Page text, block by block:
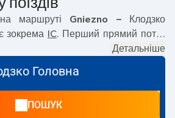
маршруті Gniezno – Клодзко
зокрема IC. Перший прямий потяг
вокзалу PKP Gniezno за адресою
Gniezno
маршрут
пересадокBALTIC EXPRESS
триває04:35
Детальніше
Головна
ПОШУК